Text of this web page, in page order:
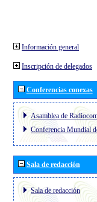
Información general
Inscripción de delegados
Conferencias conexas
Asamblea de
Conferencia Mundial
Sala de redacción
Sala de redacción